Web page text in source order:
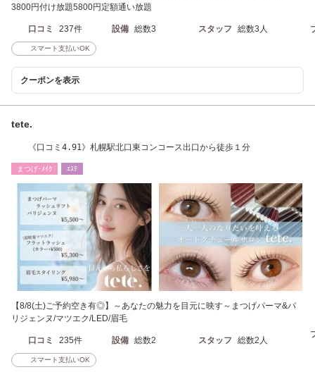
3800円付け放題5800円定額通い放題
口コミ 237件 設備 総数3 スタッフ 総数3人
スマート支払いOK
クーポンを表示
tete.
《口コミ4.91》札幌駅北口東コンコース出口から徒歩１分
まつげ･ﾒｲｸ ｴｽﾃ
【8/8(土)ご予約空き有◎】～あなたの魅力を目元に映す～まつげパーマ&パ
リジェンヌ/マツエク/LED/眉毛
口コミ 235件 設備 総数2 スタッフ 総数2人
スマート支払いOK